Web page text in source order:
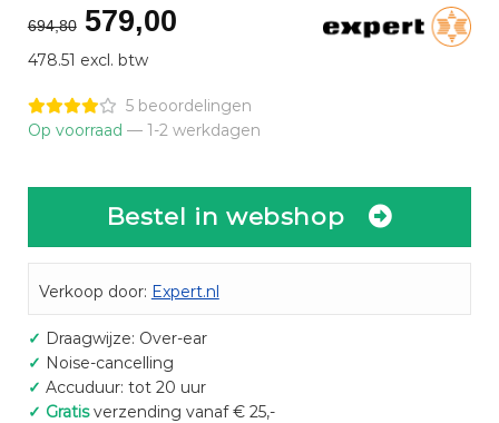
694,80 Oorspronkelijke
prijs
was:
€694,80.
579,00Huidige
€579,00.
478.51 excl. btw
5 beoordelingen
Op voorraad — 1-2 werkdagen
Bestel in webshop
Verkoop door: Expert.nl
✓ Draagwijze: Over-ear
✓ Noise-cancelling
✓ Accuduur: tot 20 uur
✓ Gratisverzending vanaf € 25,-